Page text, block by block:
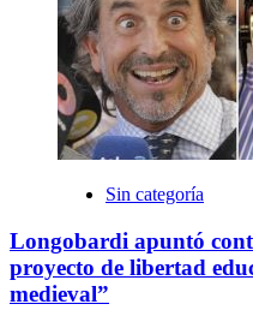
Sin categoría
Longobardi apuntó
proyecto de libertad
medieval”